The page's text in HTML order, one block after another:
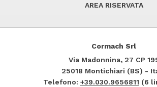
AREA RISERVATA
Cormach Srl
Via Madonnina, 27 CP
25018 Montichiari (BS) -
Telefono: +39.030.9656811 (6